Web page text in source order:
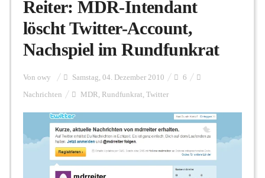
Flurschelte
Personalien
Hintergrund
FUNKTURM-Beiträge
Reiter: MDR-Intendant
löscht Twitter-Account,
Nachspiel im Rundfunkrat
Von owy Samstag, 04. Dezember 2010 6
Nachrichten MDR, Rundfunkrat, Twitter